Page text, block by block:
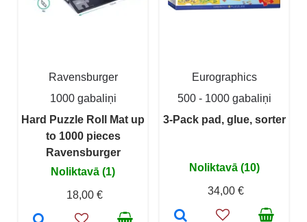
Ravensburger
1000 gabaliņi
Hard Puzzle Roll Mat up
to 1000 pieces
Ravensburger
Noliktavā (1)
18,00 €
Eurographics
500 - 1000 gabaliņi
3-Pack pad, glue, sorter
Noliktavā (10)
34,00 €